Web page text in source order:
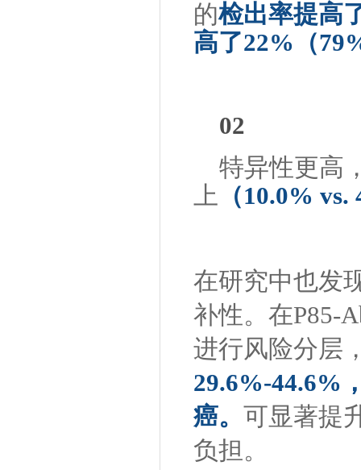
的检出率提高
高了22% （
02
特异性更高
上 （10.0% vs.
在研究中也发
补性。在P85-
进行风险分层
29.6%-44.6%
癌。 可显著提
负担。